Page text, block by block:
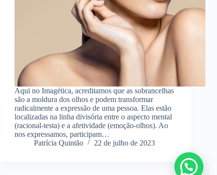
Aqui no Imagética, acreditamos que as sobrancelhas
são a moldura dos olhos e podem transformar
radicalmente a expressão de uma pessoa. Elas estão
localizadas na linha divisória entre o aspecto mental
(racional-testa) e a afetividade (emoção-olhos). Ao
nos expressamos, participam…
Patrícia Quintão
22 de julho de 2023